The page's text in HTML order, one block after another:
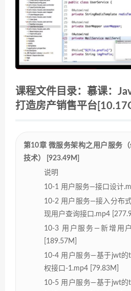
课程文件目录：慕课：
打造房产销售平台
第10章 微服务架构之用户服务
技术） [923.49M]
说明
10-1 用户服务—接口设计
10-2 用户服务—接入分布
现用户查询接口.mp4
10-3 用户服务—新增用
[189.57M]
10-4 用户服务—基于jwt的
权接口-1.mp4 [79.83M]
10-5 用户服务—基于jwt的